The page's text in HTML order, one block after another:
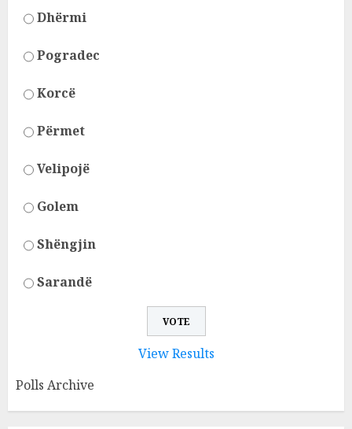
Dhërmi
Pogradec
Korcë
Përmet
Velipojë
Golem
Shëngjin
Sarandë
View Results
Polls Archive